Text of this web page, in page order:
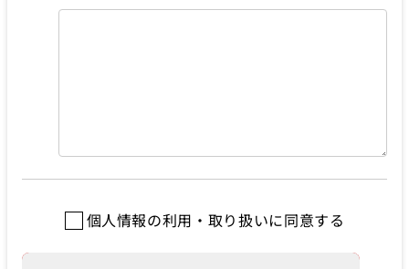
個人情報の利用・取り扱いに同意する